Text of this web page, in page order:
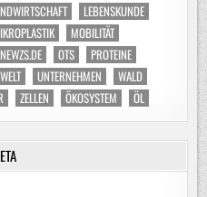
LEBENSKUNDE
MOBILITÄT
NEWZS.DE OTS
PROTEINE
UNTERNEHMEN
WALD
ZELLEN ÖKOSYSTEM ÖL